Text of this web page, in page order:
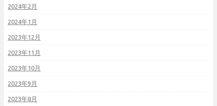
2024年2月
2024年1月
2023年12月
2023年11月
2023年10月
2023年9月
2023年8月